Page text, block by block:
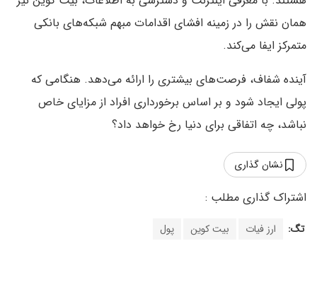
همان نقش را در زمینه افشای اقدامات مبهم شبکه‌های بانکی
متمرکز ایفا می‌کند.
آینده شفاف، فرصت‌های بیشتری را ارائه می‌دهد. هنگامی که
پولی ایجاد شود و بر اساس برخورداری افراد از مزایای خاص
نباشد، چه اتفاقی برای دنیا رخ خواهد داد؟
نشان گذاری
تگ: ارز فیات بیت کوین پول